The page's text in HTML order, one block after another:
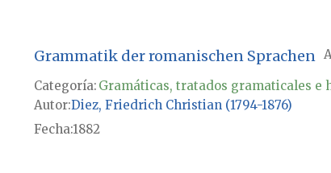
Grammatik der romanischen Sprachen
Categoría: Gramáticas, tratados gramaticales e
Autor Diez, Friedrich Christian (1794-1876)
Fecha1882